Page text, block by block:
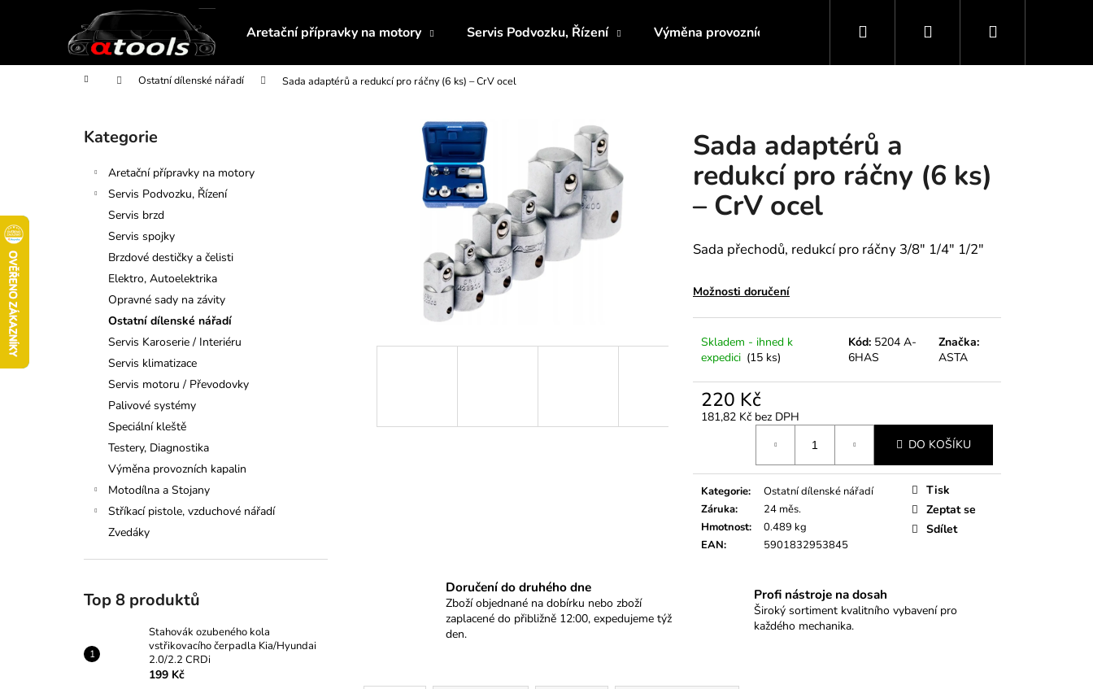
Aretační přípravky na motory Servis Podvozku, Řízení Výměna provozních kapalin Servis motoru / Převodovky
Hledat PřihlášeníNákupní
Domů Ostatní dílenské nářadí Sada adaptérů a redukcí pro ráčny (6 ks) – CrV ocel
Přeskočit
kategorie
Kategorie
Aretační přípravky na motory
Servis Podvozku, Řízení
Servis brzd
Servis spojky
Brzdové destičky a čelisti
Elektro, Autoelektrika
Opravné sady na závity
Ostatní dílenské nářadí
Servis Karoserie / Interiéru
Servis klimatizace
Servis motoru / Převodovky
Palivové systémy
Speciální kleště
Testery, Diagnostika
Výměna provozních kapalin
Motodílna a Stojany
Stříkací pistole, vzduchové nářadí
Zvedáky
Top 8 produktů
Stahovák ozubeného kola
vstřikovacího čerpadla Kia/Hyundai
2.0/2.2 CRDi
199 Kč
Sada adaptérů a
redukcí pro ráčny (6 ks)
– CrV ocel
Sada přechodů, redukcí pro ráčny 3/8" 1/4" 1/2"
Možnosti doručení
Skladem - ihned k
expedici (15 ks)
Kód: 5204 A-
6HAS
Značka:
ASTA
220 Kč
181,82 Kč bez DPH
DO KOŠÍKU
Kategorie:
Ostatní dílenské nářadí
Záruka:
24 měs.
Hmotnost:
0.489 kg
EAN: 5901832953845
Tisk
Zeptat se
Sdílet
Doručení do druhého dne
Zboží objednané na dobírku nebo zboží
zaplacené do přibližně 12:00, expedujeme týž
den.
Profi nástroje na dosah
Široký sortiment kvalitního vybavení pro
každého mechanika.
í
Zpět
do
Zpět
do
Co potřebujete najít?
HLEDAT
Doporučujeme
STAHOVÁK OZUBENÉHO KOLA
VSTŘIKOVACÍHO ČERPADLA
KIA/HYUNDAI 2.0/2.2 CRDI
199 Kč
RUČNÍ ČERPADLO A SADA NA KLÍČ NA ŘEMENICI KLIKOVÉ HŘÍDELE
VAG 1.4, 1.6, 2.0